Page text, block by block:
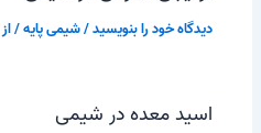
دیدگاه‌ خود را بنویسید/شیمی پایه/ از
اسید معده در شیمی